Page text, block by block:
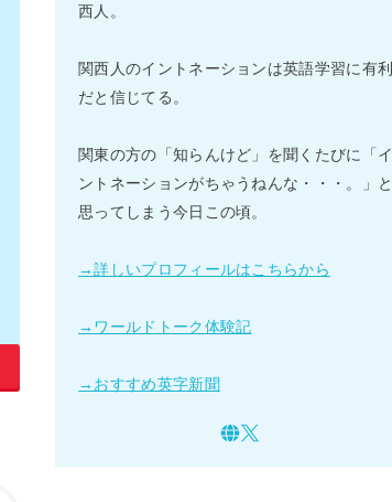
西人。
関西人のイントネーションは英語学習に有利
だと信じてる。
関東の方の「知らんけど」を聞くたびに「イ
ントネーションがちゃうねんな・・・。」と
思ってしまう今日この頃。
→詳しいプロフィールはこちらから
→ワールドトーク体験記
→おすすめ英字新聞